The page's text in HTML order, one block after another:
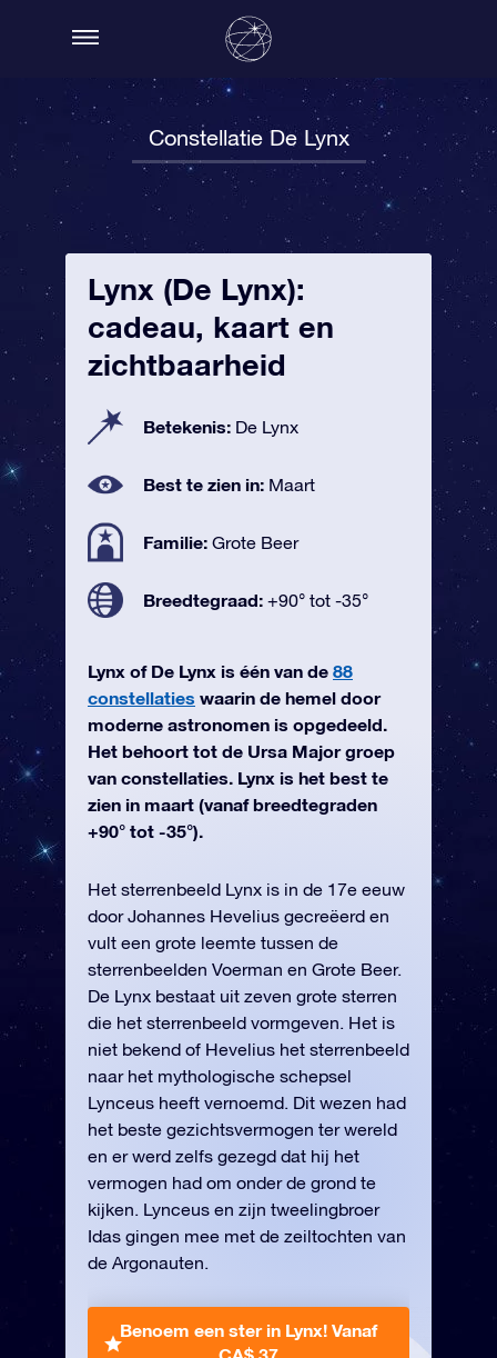
Constellatie De Lynx
Lynx (De Lynx):
cadeau, kaart en
zichtbaarheid
Betekenis: De Lynx
Best te zien in: Maart
Familie: Grote Beer
Breedtegraad: +90° tot -35°
Lynx of De Lynx is één van de 88
constellaties waarin de hemel door
moderne astronomen is opgedeeld.
Het behoort tot de Ursa Major groep
van constellaties. Lynx is het best te
zien in maart (vanaf breedtegraden
+90° tot -35°).
Het sterrenbeeld Lynx is in de 17e eeuw
door Johannes Hevelius gecreëerd en
vult een grote leemte tussen de
sterrenbeelden Voerman en Grote Beer.
De Lynx bestaat uit zeven grote sterren
die het sterrenbeeld vormgeven. Het is
niet bekend of Hevelius het sterrenbeeld
naar het mythologische schepsel
Lynceus heeft vernoemd. Dit wezen had
het beste gezichtsvermogen ter wereld
en er werd zelfs gezegd dat hij het
vermogen had om onder de grond te
kijken. Lynceus en zijn tweelingbroer
Idas gingen mee met de zeiltochten van
de Argonauten.
Benoem een ster in Lynx! Vanaf